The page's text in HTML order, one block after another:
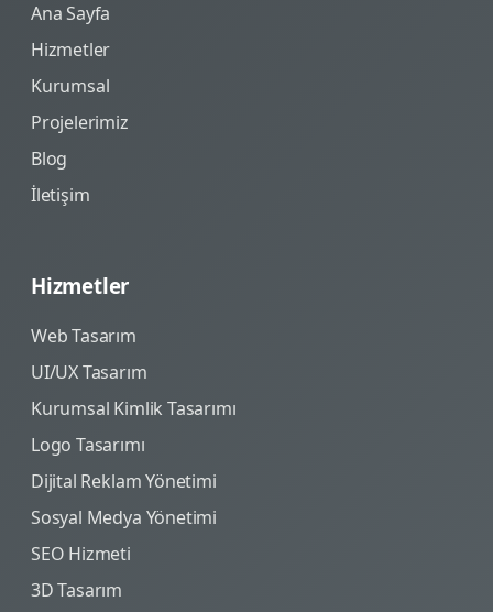
Ana Sayfa
Hizmetler
Kurumsal
Projelerimiz
Blog
İletişim
Hizmetler
Web Tasarım
UI/UX Tasarım
Kurumsal Kimlik Tasarımı
Logo Tasarımı
Dijital Reklam Yönetimi
Sosyal Medya Yönetimi
SEO Hizmeti
3D Tasarım